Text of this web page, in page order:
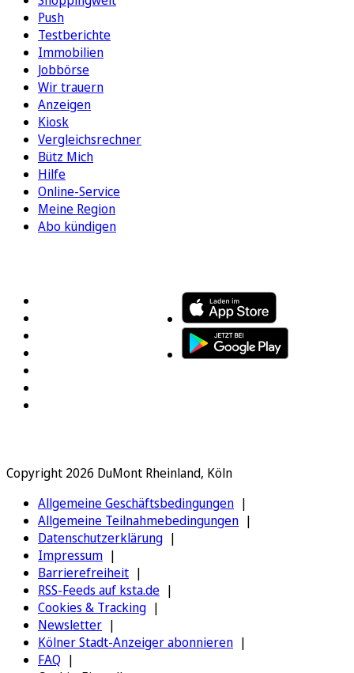
Push
Testberichte
Immobilien
Jobbörse
Wir trauern
Anzeigen
Kiosk
Vergleichsrechner
Bütz Mich
Hilfe
Online-Service
Meine Region
Abo kündigen
Copyright 2026 DuMont Rheinland, Köln
Allgemeine Geschäftsbedingungen
Allgemeine Teilnahmebedingungen
Datenschutzerklärung
Impressum
Barrierefreiheit
RSS-Feeds auf ksta.de
Cookies & Tracking
Newsletter
Kölner Stadt-Anzeiger abonnieren
FAQ